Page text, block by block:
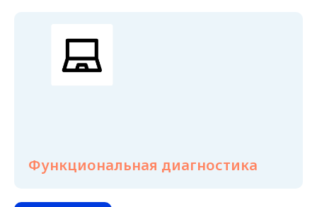
Функциональная диагностика